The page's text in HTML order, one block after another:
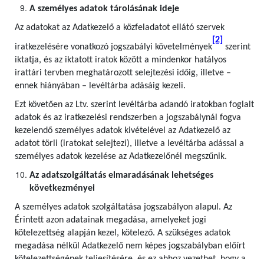
A személyes adatok tárolásának ideje
Az adatokat az Adatkezelő a közfeladatot ellátó szervek
iratkezelésére vonatkozó jogszabályi követelmények
[2]
szerint
iktatja, és az iktatott iratok között a mindenkor hatályos
irattári tervben meghatározott selejtezési időig, illetve –
ennek hiányában – levéltárba adásáig kezeli.
Ezt követően az Ltv. szerint levéltárba adandó iratokban foglalt
adatok és az iratkezelési rendszerben a jogszabálynál fogva
kezelendő személyes adatok kivételével az Adatkezelő az
adatot törli (iratokat selejtezi), illetve a levéltárba adással a
személyes adatok kezelése az Adatkezelőnél megszűnik.
Az adatszolgáltatás elmaradásának lehetséges
következményei
A személyes adatok szolgáltatása jogszabályon alapul. Az
Érintett azon adatainak megadása, amelyeket jogi
kötelezettség alapján kezel, kötelező. A szükséges adatok
megadása nélkül Adatkezelő nem képes jogszabályban előírt